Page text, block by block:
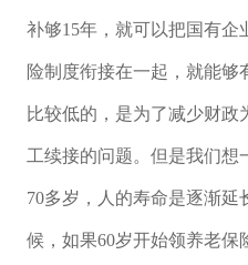
补够15年，就可以把国有企
险制度衔接在一起，就能够
比较低的，是为了减少财政
工续接的问题。但是我们想
70多岁，人的寿命是逐渐
候，如果60岁开始领养老保